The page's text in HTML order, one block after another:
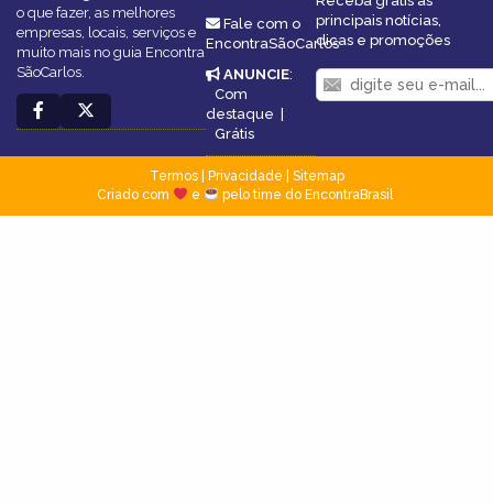
o que fazer, as melhores
empresas, locais, serviços e
muito mais no guia Encontra
SãoCarlos.
Fale com o
EncontraSãoCarlos
ANUNCIE:
Com
destaque
Grátis
principais notícias,
dicas e promoções
Termos| Privacidade
Sitemap
Criado com
e pelo time do EncontraBrasil